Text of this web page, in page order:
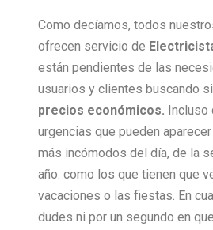
Como decíamos, todos
ofrecen servicio de
están pendientes de las
usuarios y clientes buscando
precios económicos.
urgencias que pueden
más incómodos del día, de la
año. como los que tienen que
vacaciones o las fiestas. En
dudes ni por un segundo en